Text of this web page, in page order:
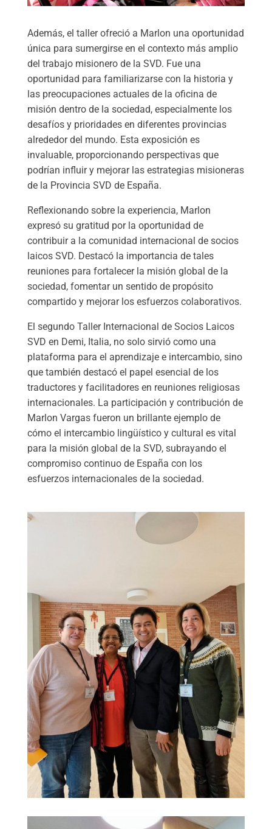
Además, el taller ofreció a Marlon una oportunidad
única para sumergirse en el contexto más amplio
del trabajo misionero de la SVD. Fue una
oportunidad para familiarizarse con la historia y
las preocupaciones actuales de la oficina de
misión dentro de la sociedad, especialmente los
desafíos y prioridades en diferentes provincias
alrededor del mundo. Esta exposición es
invaluable, proporcionando perspectivas que
podrían influir y mejorar las estrategias misioneras
de la Provincia SVD de España.
Reflexionando sobre la experiencia, Marlon
expresó su gratitud por la oportunidad de
contribuir a la comunidad internacional de socios
laicos SVD. Destacó la importancia de tales
reuniones para fortalecer la misión global de la
sociedad, fomentar un sentido de propósito
compartido y mejorar los esfuerzos colaborativos.
El segundo Taller Internacional de Socios Laicos
SVD en Demi, Italia, no solo sirvió como una
plataforma para el aprendizaje e intercambio, sino
que también destacó el papel esencial de los
traductores y facilitadores en reuniones religiosas
internacionales. La participación y contribución de
Marlon Vargas fueron un brillante ejemplo de
cómo el intercambio lingüístico y cultural es vital
para la misión global de la SVD, subrayando el
compromiso continuo de España con los
esfuerzos internacionales de la sociedad.